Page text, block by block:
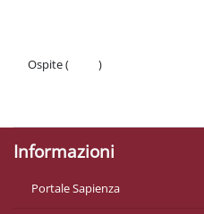
Ospite (
)
Informazioni
Portale Sapienza